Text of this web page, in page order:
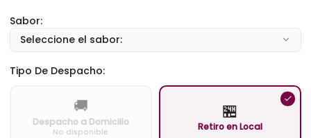
Sabor:
Seleccione el sabor:
Tipo De Despacho:
🚚
Despacho a Domicilio
No disponible
🏪
Retiro en Local